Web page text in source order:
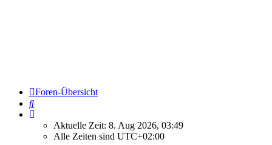
Foren-Übersicht
Suche
Aktuelle Zeit: 8. Aug 2026, 03:49
Alle Zeiten sind UTC+02:00